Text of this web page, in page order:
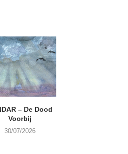
– De Dood
Voorbij
30/07/2026